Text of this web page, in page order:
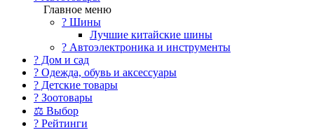
Главное меню
? Шины
Лучшие китайские шины
? Автоэлектроника и инструменты
? Дом и сад
? Одежда, обувь и аксессуары
? Детские товары
? Зоотовары
⚖ Выбор
? Рейтинги